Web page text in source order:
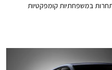
במשפחתיות קומפקטיות